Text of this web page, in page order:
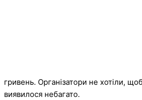
гривень. Організатори не хотіли,
виявилося небагато.